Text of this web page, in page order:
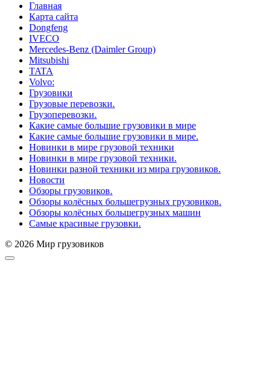
Главная
Карта сайта
Dongfeng
IVECO
Mercedes-Benz (Daimler Group)
Mitsubishi
TATA
Volvo:
Грузовики
Грузовые перевозки.
Грузоперевозки.
Какие самые большие грузовики в мире
Какие самые большие грузовики в мире.
Новинки в мире грузовой техники
Новинки в мире грузовой техники.
Новинки разной техники из мира грузовиков.
Новости
Обзоры грузовиков.
Обзоры колёсных большегрузных грузовиков.
Обзоры колёсных большегрузных машин
Самые красивые грузовки.
© 2026 Мир грузовиков